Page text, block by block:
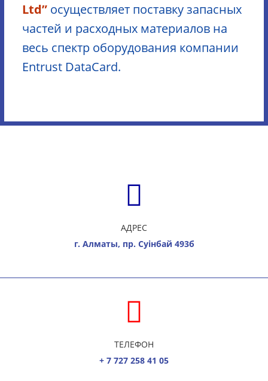
Ltd” осуществляет поставку запасных
частей и расходных материалов на
весь спектр оборудования компании
Entrust DataCard.
АДРЕС
г. Алматы, пр. Суiнбай 493б
ТЕЛЕФОН
+ 7 727 258 41 05